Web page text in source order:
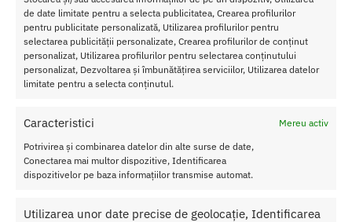
de date limitate pentru a selecta publicitatea, Crearea profilurilor
pentru publicitate personalizată, Utilizarea profilurilor pentru
selectarea publicității personalizate, Crearea profilurilor de conținut
personalizat, Utilizarea profilurilor pentru selectarea conținutului
personalizat, Dezvoltarea și îmbunătățirea serviciilor, Utilizarea datelor
limitate pentru a selecta conținutul.
Caracteristici
Mereu activ
Potrivirea și combinarea datelor din alte surse de date,
Conectarea mai multor dispozitive, Identificarea
dispozitivelor pe baza informațiilor transmise automat.
Utilizarea unor date precise de geolocație, Identificarea
stimulator de top.
Caracteristici Stimulator Clitoris Kissen Comma Chisa Novelties
Lungime: 10 cm
Diametru: 4 cm
Alimentare: Reincarcabil
Rezistent la apa
Nu lasati produsul la indemana copiilor.
Pentru o utilizare mai usoara utilizati un lubrifiant pe baza de apa.